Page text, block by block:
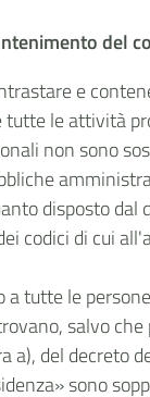
del
e
tutte le attività
non sono
disposto
codici di cui
a tutte le
salvo
a), del decreto
sono